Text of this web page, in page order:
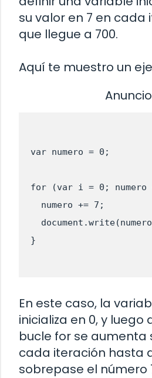
su valor en 7 en
que llegue a 700.
Aquí te muestro un
var numero = 0;
for (var i = 0; numero
  numero += 7;
En este caso, la
inicializa en 0, y luego
bucle for se aumenta
cada iteración hasta
sobrepase el número